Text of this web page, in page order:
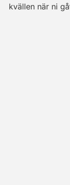
kvällen när ni